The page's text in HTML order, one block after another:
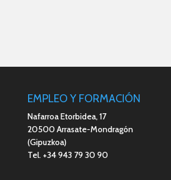
EMPLEO Y FORMACIÓN
Nafarroa Etorbidea, 17
20500 Arrasate-Mondragón
(Gipuzkoa)
Tel. +34 943 79 30 90